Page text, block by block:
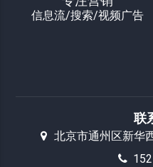
信息流/搜索/视频广告
联
北京市通州区新华